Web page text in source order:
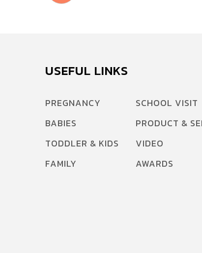
ความรู้จัก Gen Alpha เมื่อลูกคือ Global Native ที่
Generation” ที่เติบโตมาพร้อมกับเทคโนโลยีและ
ส่วนร่วม (Interactive Learning) สูงมาก นอกจาก
นี้ ภายใต้ “วิกฤตเด็กเกิดน้อย” ในปัจจุบัน ที่มีอัต
การเกิดต่ำที่สุดในประวัติศาสตร์สมัยใหม่ ทำให้ ลูก
USEFUL LINKS
PREGNANCY
BABIES
TODDLER & KIDS
FAMILY
SCHOOL VISIT
PRODUCT &
VIDEO
AWARDS